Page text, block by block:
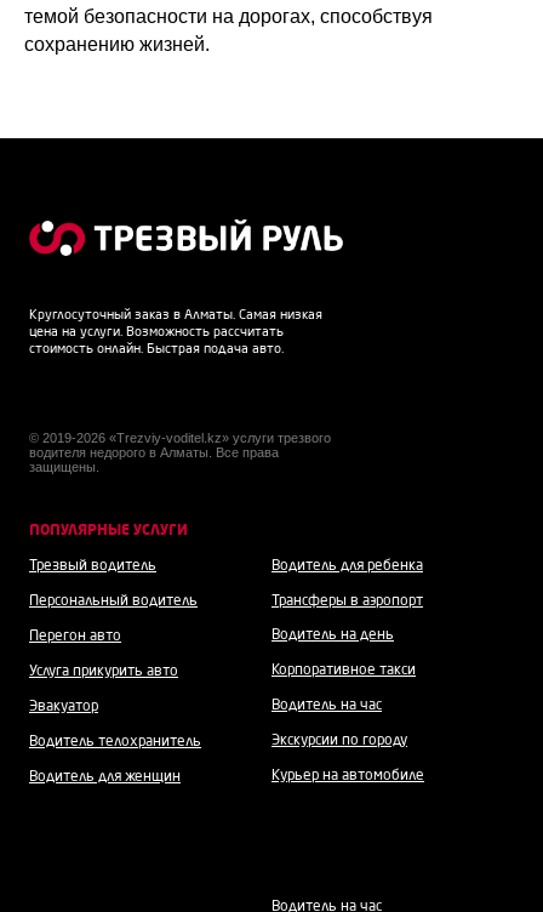
темой безопасности на дорогах, способствуя
сохранению жизней.
Круглосуточный заказ в Алматы. Самая низкая
цена на услуги. Возможность рассчитать
стоимость онлайн. Быстрая подача авто.
© 2019-2026 «Trezviy-voditel.kz» услуги трезвого
водителя недорого в Алматы. Все права
защищены.
ПОПУЛЯРНЫЕ УСЛУГИ
Трезвый водитель
Персональный водитель
Перегон авто
Услуга прикурить авто
Эвакуатор
Водитель телохранитель
Водитель для женщин
Водитель для ребенка
Трансферы в аэропорт
Водитель на день
Корпоративное такси
Водитель на час
Экскурсии по городу
Курьер на автомобиле
Водитель на час